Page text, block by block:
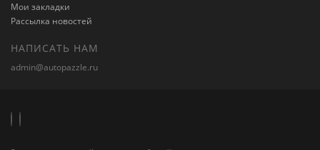
Мои закладки
Рассылка новостей
НАПИСАТЬ НАМ
admin@autopazzle.ru